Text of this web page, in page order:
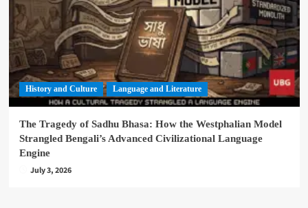
History and Culture Language and Literature
The Tragedy of Sadhu Bhasa: How the Westphalian Model
Strangled Bengali’s Advanced Civilizational Language
Engine
July 3, 2026